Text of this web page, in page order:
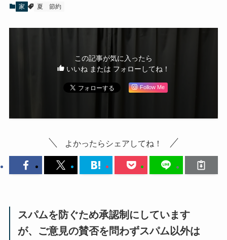
家 夏 節約
この記事が気に入ったら
いいね または フォローしてね！
Follow Me
よかったらシェアしてね！
スパムを防ぐため承認制にしています
が、ご意見の賛否を問わずスパム以外は